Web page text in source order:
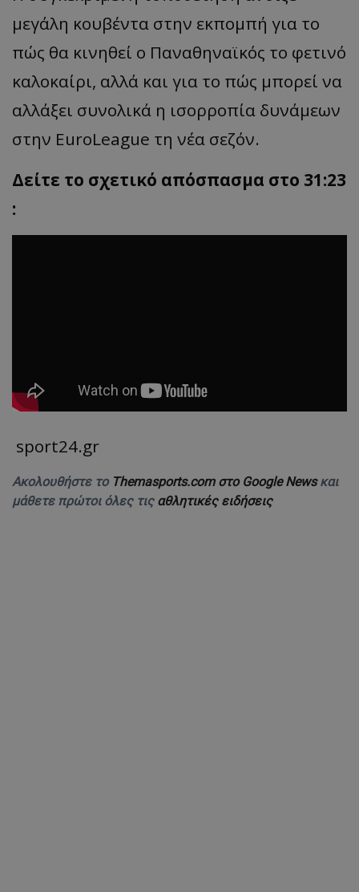
μεγάλη κουβέντα στην εκπομπή για το
πώς θα κινηθεί ο Παναθηναϊκός το φετινό
καλοκαίρι, αλλά και για το πώς μπορεί να
αλλάξει συνολικά η ισορροπία δυνάμεων
στην EuroLeague τη νέα σεζόν.
Δείτε το σχετικό απόσπασμα στο 31:23
:
sport24.gr
Ακολουθήστε το Themasports.com στο Google Newsκαι
μάθετε πρώτοι όλες τις αθλητικές ειδήσεις